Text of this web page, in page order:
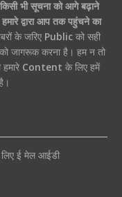
भी सूचना को आगे बढ़ाने
द्वारा आप तक पहुंचने का
के जरिए Publicको सही
जागरूक करना है। हम न तो
Content के लिए हमें
ई मेल आईडी